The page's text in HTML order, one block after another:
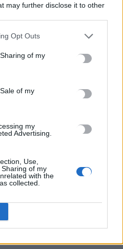
may further disclose it to other
Opt Outs
of my
of my
my
Advertising.
Use,
of my
with the
collected.
διάθεσης ακινήτων
ΤΗΛΕΟΡΑΣΗΣ